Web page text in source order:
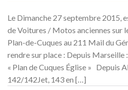
Le Dimanche 27 septembre 2015,
de Voitures / Motos anciennes sur
Plan-de-Cuques au 211 Mail du
rendre sur place : Depuis
« Plan de Cuques Église » Depuis
142/142Jet, 143 en […]